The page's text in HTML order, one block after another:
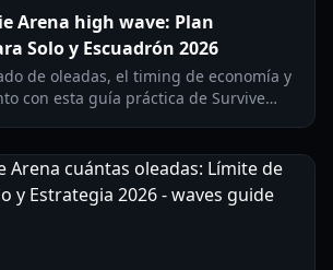
Arena high wave: Plan
Solo y Escuadrón 2026
de oleadas, el timing de economía y
con esta guía práctica de Survive